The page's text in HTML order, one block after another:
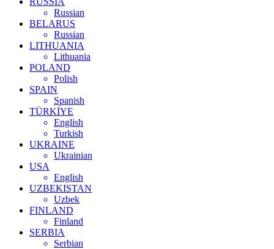
Russian
BELARUS
Russian
LITHUANIA
Lithuania
POLAND
Polish
SPAIN
Spanish
TÜRKİYE
English
Turkish
UKRAINE
Ukrainian
USA
English
UZBEKISTAN
Uzbek
FINLAND
Finland
SERBIA
Serbian